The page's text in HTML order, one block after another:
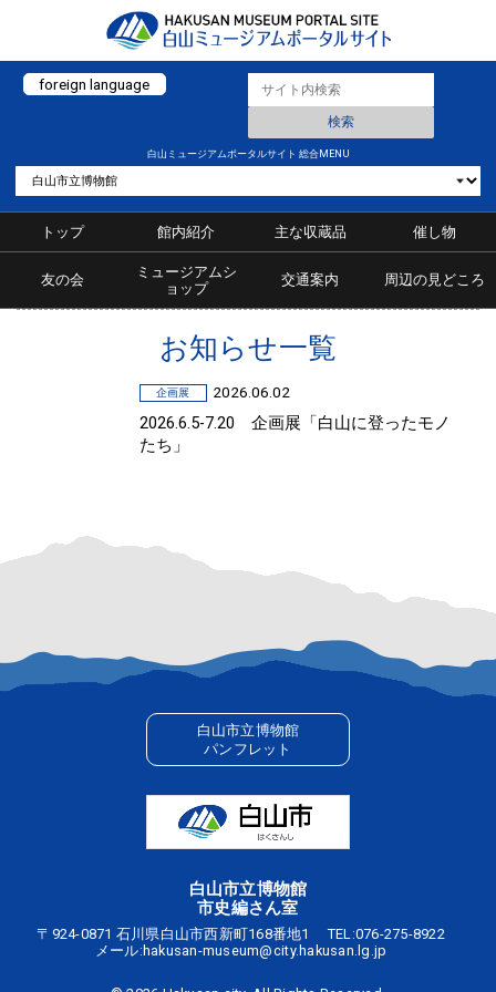
foreign language
白山ミュージアムポータルサイト 総合MENU
トップ 館内紹介 主な収蔵品 催し物
友の会
ミュージアムシ
ョップ
交通案内 周辺の見どころ
お知らせ一覧
企画展 2026.06.02
2026.6.5-7.20 企画展「白山に登ったモノ
たち」
白山市立博物館
パンフレット
白山市立博物館
市史編さん室
〒924-0871 石川県白山市西新町168番地1 TEL:076-275-8922
メール: hakusan-museum@city.hakusan.lg.jp